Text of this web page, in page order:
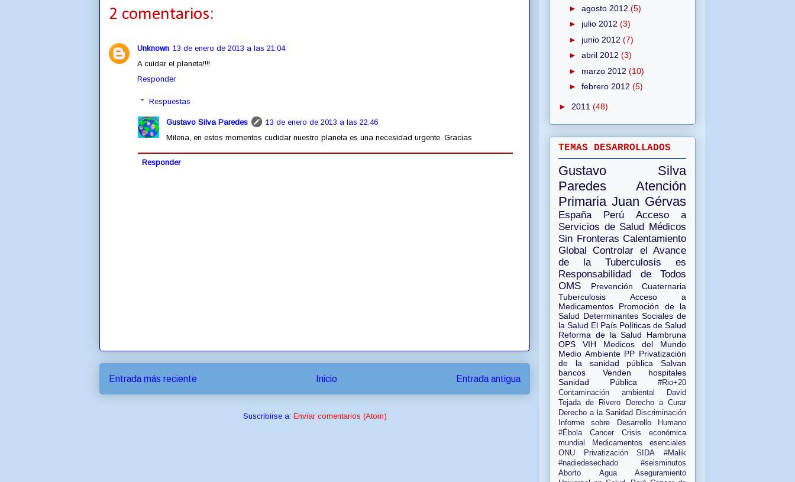
2 comentarios:
Unknown 13 de enero de 2013 a las 21:04
A cuidar el planeta!!!!
Responder
Respuestas
Gustavo Silva Paredes
13 de enero de 2013 a las 22:46
Milena, en estos momentos cudidar nuestro planeta es una necesidad urgente. Gracias
Responder
Entrada más reciente Entrada antigua
Inicio
Suscribirse a: Enviar comentarios (Atom)
► agosto 2012 (5)
► julio 2012 (3)
► junio 2012 (7)
► abril 2012 (3)
► marzo 2012 (10)
► febrero 2012 (5)
► 2011 (48)
TEMAS DESARROLLADOS
Gustavo Silva
Paredes
Atención
Primaria Juan Gérvas
España Perú
Acceso a
Servicios de Salud
Médicos
Sin Fronteras Calentamiento
Global
Controlar el Avance
de la Tuberculosis es
Responsabilidad de Todos
OMS
Prevención Cuaternaria
Tuberculosis
Acceso a
Medicamentos
Promoción de la
Salud Determinantes Sociales de
la Salud El País Políticas de Salud
Reforma de la Salud
Hambruna
OPS
VIH
Medicos del Mundo
Medio Ambiente PP Privatización
de la sanidad pública
Salvan
bancos Venden hospitales
Sanidad Pública
#Rio+20
Contaminación ambiental
David
Tejada de Rivero
Derecho a Curar
Derecho a la Sanidad Discriminación
Informe sobre Desarrollo Humano
#Ébola
Cancer
Crisis económica
mundial
Medicamentos esenciales
ONU
Privatización SIDA
#Malik
#nadiedesechado
#seisminutos
Aborto
Agua
Aseguramiento